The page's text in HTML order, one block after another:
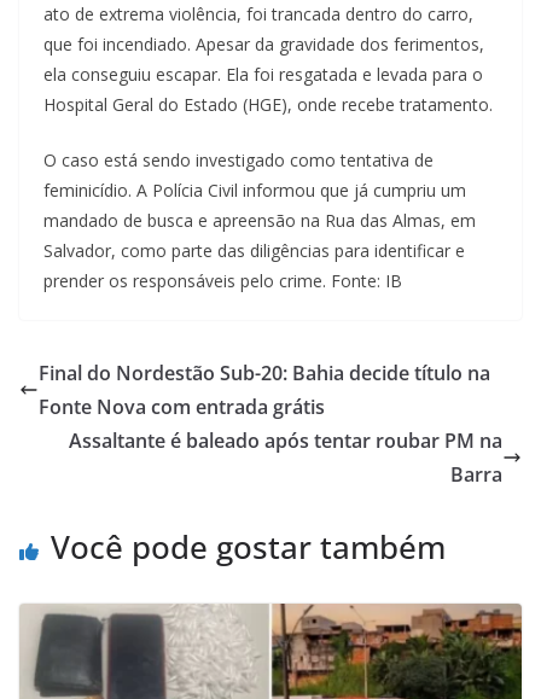
ato de extrema violência, foi trancada dentro do carro,
que foi incendiado. Apesar da gravidade dos ferimentos,
ela conseguiu escapar. Ela foi resgatada e levada para o
Hospital Geral do Estado (HGE), onde recebe tratamento.
O caso está sendo investigado como tentativa de
feminicídio. A Polícia Civil informou que já cumpriu um
mandado de busca e apreensão na Rua das Almas, em
Salvador, como parte das diligências para identificar e
prender os responsáveis pelo crime. Fonte: IB
Final do Nordestão Sub-20: Bahia decide título na
Fonte Nova com entrada grátis
Assaltante é baleado após tentar roubar PM na
Barra
Você pode gostar também